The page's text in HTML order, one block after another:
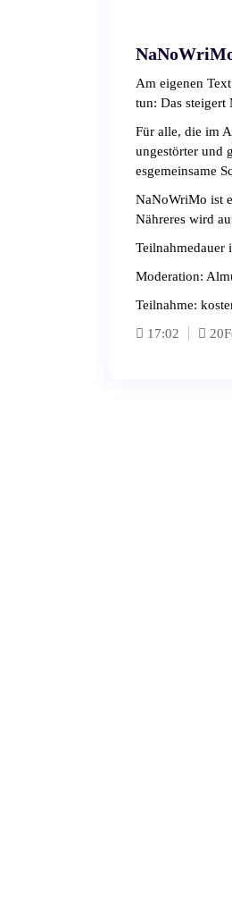
Am eigenen
tun: Das
Für alle, die im
ungestörter und
esgemeinsame
NaNoWriMo ist
Nähreres wird
Teilnahmedauer
Moderation:
Teilnahme:
17:02
20